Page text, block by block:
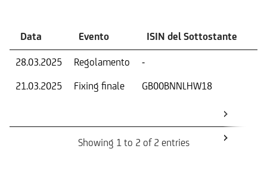
Data Evento ISIN del Sottostante
28.03.2025 Regolamento -
21.03.2025
Fixing finale GB00BNNLHW18
Showing 1 to 2 of 2 entries